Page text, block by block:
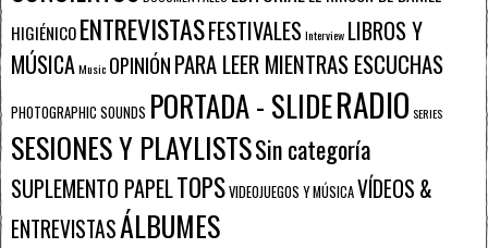
HIGIÉNICOENTREVISTASFESTIVALESInterview LIBROS Y
MÚSICAMusic OPINIÓNPARA LEER MIENTRAS ESCUCHAS
PHOTOGRAPHIC SOUNDS PORTADA - SLIDERADIO SERIES
SESIONES Y PLAYLISTSSin categoría
SUPLEMENTO PAPELTOPSVIDEOJUEGOS Y MÚSICAVÍDEOS &
ENTREVISTASÁLBUMES